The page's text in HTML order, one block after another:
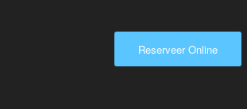
Reserveer Online